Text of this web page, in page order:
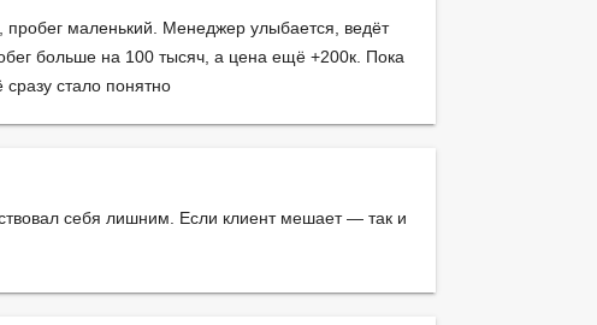
маленький. Менеджер улыбается, ведёт
больше на 100 тысяч, а цена ещё +200к. Пока
стало понятно
себя лишним. Если клиент мешает — так и